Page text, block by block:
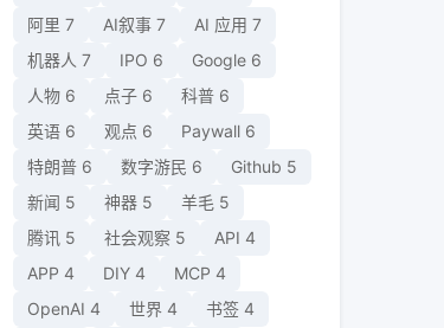
阿里 7 AI叙事 7 AI 应用 7
机器人 7 IPO 6 Google 6
人物 6 点子 6 科普 6
英语 6 观点 6 Paywall 6
特朗普 6 数字游民 6 Github 5
新闻 5 神器 5 羊毛 5
腾讯 5 社会观察 5 API 4
APP 4 DIY 4 MCP 4
OpenAI 4 世界 4 书签 4